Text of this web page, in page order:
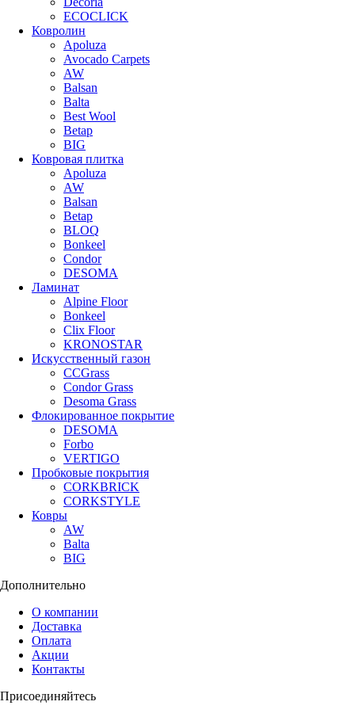
ECOCLICK
Ковролин
Apoluza
Avocado Carpets
AW
Balsan
Balta
Best Wool
Betap
BIG
Ковровая плитка
Apoluza
AW
Balsan
Betap
BLOQ
Bonkeel
Condor
DESOMA
Ламинат
Alpine Floor
Bonkeel
Clix Floor
KRONOSTAR
Искусственный газон
CCGrass
Condor Grass
Desoma Grass
Флокированное покрытие
DESOMA
Forbo
VERTIGO
Пробковые покрытия
CORKBRICK
CORKSTYLE
Ковры
AW
Balta
BIG
Дополнительно
О компании
Доставка
Оплата
Акции
Контакты
Присоединяйтесь